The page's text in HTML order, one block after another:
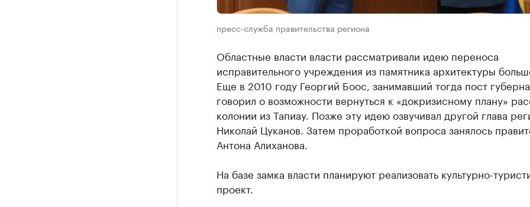
пресс-служба правительства региона
Областные власти власти рассматривали идею переноса
исправительного учреждения из памятника архитектуры
Еще в 2010 году Георгий Боос, занимавший тогда пост
говорил о возможности вернуться к «докризисному плану»
колонии из Тапиау. Позже эту идею озвучивал другой глава
Николай Цуканов. Затем проработкой вопроса занялось
Антона Алиханова.
На базе замка власти планируют реализовать культурно-
проект.